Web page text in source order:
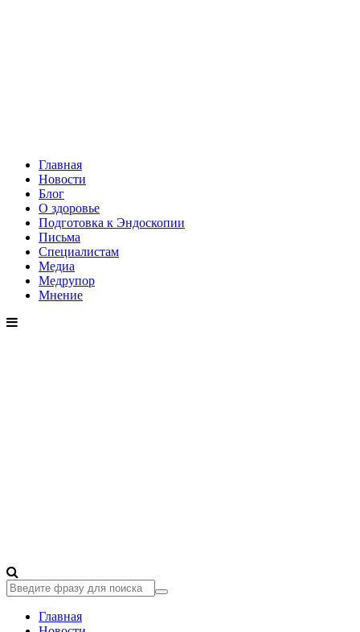
Главная
Новости
Блог
О здоровье
Подготовка к Эндоскопии
Письма
Специалистам
Медиа
Медрупор
Мнение
Главная